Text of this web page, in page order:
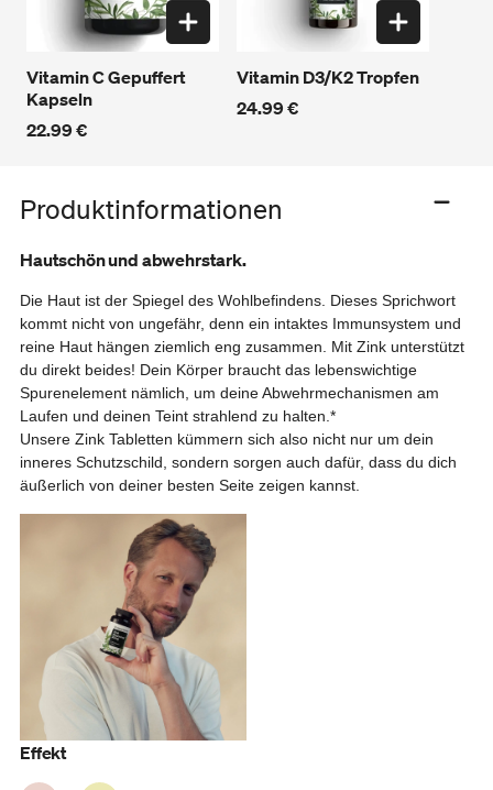
Produktinformationen
Hautschön und abwehrstark.
Die Haut ist der Spiegel des Wohlbefindens. Dieses Sprichwort
kommt nicht von ungefähr, denn ein intaktes Immunsystem und
reine Haut hängen ziemlich eng zusammen. Mit Zink unterstützt
du direkt beides! Dein Körper braucht das lebenswichtige
Spurenelement nämlich, um deine Abwehrmechanismen am
Laufen und deinen Teint strahlend zu halten.*
Unsere Zink Tabletten kümmern sich also nicht nur um dein
inneres Schutzschild, sondern sorgen auch dafür, dass du dich
äußerlich von deiner besten Seite zeigen kannst.
Effekt
Vitamin C Gepuffert
Kapseln
22.99 €
Vitamin D3/K2 Tropfen
24.99 €
in
Warenkorb